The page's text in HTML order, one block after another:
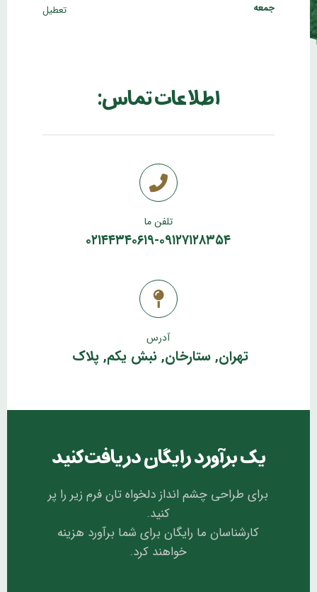
جمعه
تعطیل
اطلاعات تماس:
تلفن ما
۰۲۱۴۴۳۴۰۶۱۹-۰۹۱۲۷۱۲۸۳۵۴
آدرس
تهران, ستارخان, نبش یکم, پلاک
یک برآورد رایگان دریافت کنید
برای طراحی چشم انداز دلخواه تان فرم زیر را پر
کنید.
کارشناسان ما رایگان برای شما برآورد هزینه
خواهند کرد.